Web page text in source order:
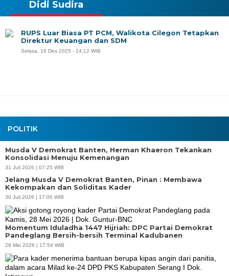
POLITIK
Musda V Demokrat Banten, Herman Khaeron Tekankan
Konsolidasi Menuju Kemenangan
31 Juli 2026 | 07:25 WIB
Jelang Musda V Demokrat Banten, Pinan : Membawa
Kekompakan dan Soliditas Kader
30 Juli 2026 | 17:00 WIB
Momentum Iduladha 1447 Hijriah: DPC Partai Demokrat
Pandeglang Bersih-bersih Terminal Kadubanen
28 Mei 2026 | 17:54 WIB
Didi Sudira
RUPS Luar Biasa PT PCM, Walikota Cilegon Tetapkan
Direktur Keuangan dan SDM
Selasa, 16 Des 2025 - 14:12 WIB